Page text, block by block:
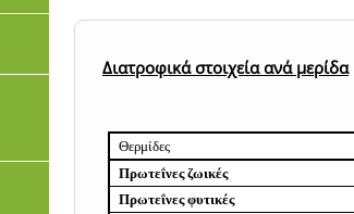
Διατροφικά στοιχεία ανά μερίδα
Θερμίδες
Πρωτεΐνες ζωικές
Πρωτεΐνες φυτικές